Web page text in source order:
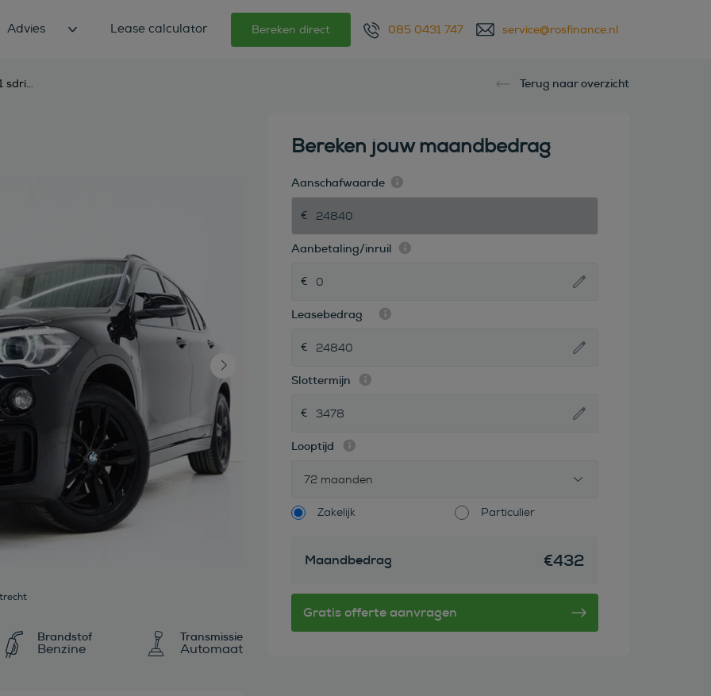
Advies Lease calculator Bereken direct 085 0431 747 service@rosfinance.nl
bmw x1 sdrive20i m sport full black Terug naar overzicht
Brandstof
Benzine
Transmissie
Automaat
Bereken jouw maandbedrag
Aanschafwaarde
Aanbetaling/inruil
Leasebedrag
Slottermijn
Looptijd
72 maanden
Zakelijk Particulier
Maandbedrag €432